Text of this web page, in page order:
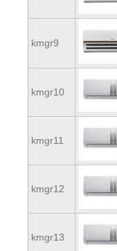
kmgr9
kmgr10
kmgr11
kmgr12
kmgr13